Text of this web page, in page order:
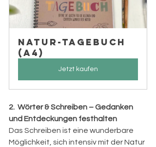
Natur-Tagebuch
(A4)
Jetzt kaufen
2.  Wörter & Schreiben – Gedanken
und Entdeckungen festhalten
Das Schreiben ist eine wunderbare
Möglichkeit, sich intensiv mit der Natur